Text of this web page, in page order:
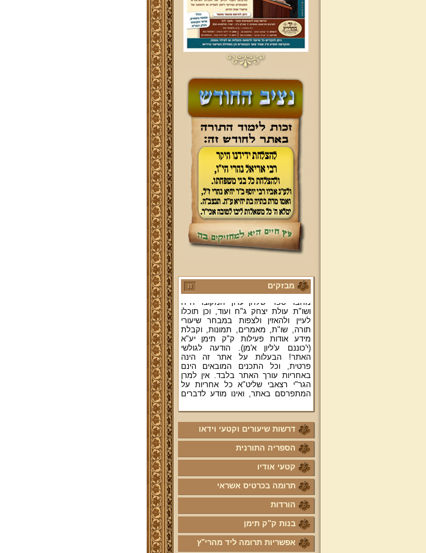
מבזקים
ברוכים הבאים לאתר מהרי"ץ
יד מהרי"ץ - פורטל תורני למורשת יהדות
תימן, האתר הרשמי להנצחת מורשתו
של גאון רבני תימן ותפארתם מהרי"ץ
והלכתיים רבים של מרן הגאון הרב יצחק
רצאבי שליט"א - פוסק עדת תימן,
מחבר ספרי שלחן ערוך המקוצר ח"ח
ושו"ת עולת יצחק ג"ח ועוד, וכן תוכלו
לעיין ולהאזין ולצפות במבחר שיעורי
תורה, שו"ת, מאמרים, תמונות, וקבלת
מידע אודות פעילות ק"ק תימן יע"א
(י'כוננם ע'ליון א'מן). הודעה לגולשי
האתר! הבעלות על אתר זה הינה
פרטית, וכל התכנים המובאים הינם
באחריות עורך האתר בלבד. אין למרן
הגר"י רצאבי שליט"א כל אחריות על
המתפרסם באתר, ואינו מודע לדברים
המפורסמים בו.
קווים לדמותו של מהרי"ץ זצוק"ל
פניה נרגשת אל אחינו בני עדת תימן
יע"א די בכל אתר ואתר
טופס הוראת קבע
לוח לימוד "עמוד יומי" בספר הזוהר
הקדוש
קול קורא לעמוד על משמר מסורת
ק"ק תימן יע"א וחיזוקה
פרשת השבוע להאזנה מאת החזן
ה"ה יהודה דהרי הי"ו
דרשות שיעורים וקטעי וידאו
הספריה התורנית
קטעי אודיו
תרומה בכרטיס אשראי
הורדות
בנות ק"ק תימן
אפשריות תרומה ליד מהרי"ץ